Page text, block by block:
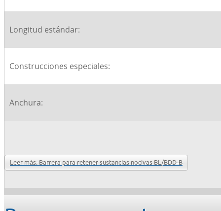
Longitud estándar:
Construcciones especiales:
Anchura:
Leer más: Barrera para retener sustancias nocivas BL/BDD-B